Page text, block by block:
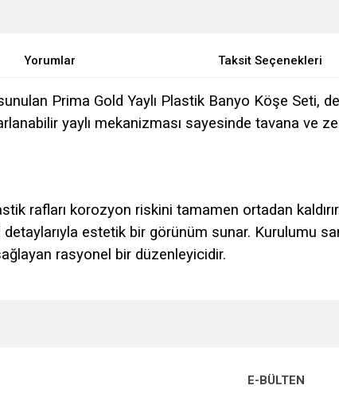
Yorumlar Taksit Seçenekleri
Prima Gold Yaylı Plastik Banyo Köşe Seti,
yaylı mekanizması sayesinde tavana ve
rafları korozyon riskini tamamen ortadan
estetik bir görünüm sunar. Kurulumu
rasyonel bir düzenleyicidir.
E-BÜLTEN